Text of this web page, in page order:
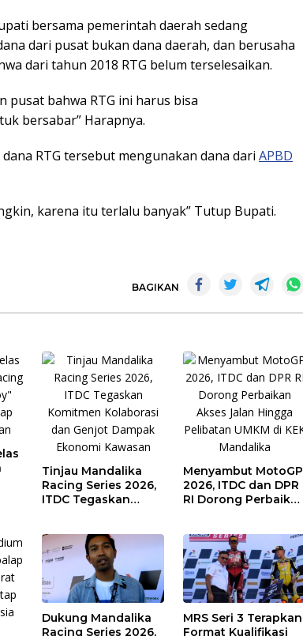
bersama pemerintah daerah sedang
dari pusat bukan dana daerah, dan berusaha
dari tahun 2018 RTG belum terselesaikan.
pusat bahwa RTG ini harus bisa
bersabar” Harapnya.
RTG tersebut mengunakan dana dari APBD
karena itu terlalu banyak” Tutup Bupati.
BAGIKAN
Tinjau Mandalika
Racing Series 2026,
ITDC Tegaskan
Genjot Dampak
Ekonomi Kawasan
Menyambut MotoGP
2026, ITDC dan DPR
RI Dorong Perbaikan
KEK Mandalika
Dukung Mandalika
Racing Series 2026,
MRS Seri 3 Terapkan
Format Kualifikasi